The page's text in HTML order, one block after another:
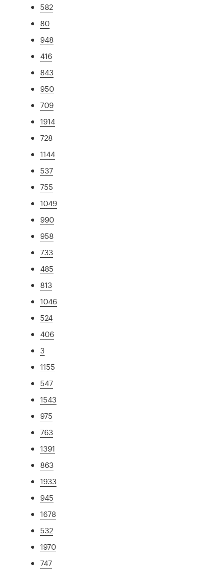
582
80
948
416
843
950
709
1914
728
1144
537
755
1049
990
958
733
485
813
1046
524
406
3
1155
547
1543
975
763
1391
863
1933
945
1678
532
1970
747